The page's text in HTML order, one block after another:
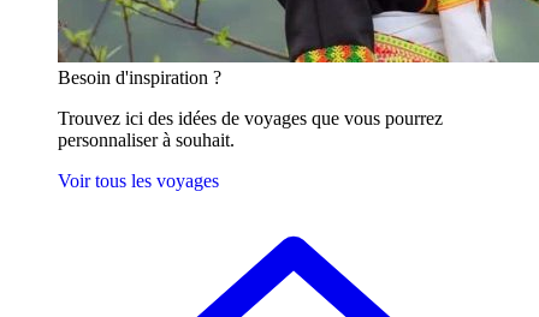
Besoin d'inspiration ?
Trouvez ici des idées de voyages que vous pourrez
personnaliser à souhait.
Voir tous les voyages